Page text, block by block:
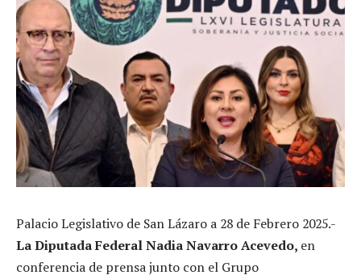
Palacio Legislativo de San Lázaro a 28 de Febrero 2025.-
La Diputada Federal Nadia Navarro Acevedo, en
conferencia de prensa junto con el Grupo